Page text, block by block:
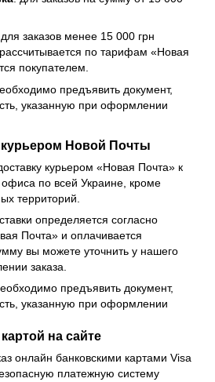
заказов менее 15 000 грн
по тарифам «Новая
покупателем.
предъявить документ,
указанную при оформлении
курьером Новой Почты
курьером «Новая Почта» к
по всей Украине, кроме
территорий.
определяется согласно
Почта» и оплачивается
вы можете уточнить у нашего
заказа.
предъявить документ,
указанную при оформлении
на сайте
онлайн банковскими картами Visa
платежную систему